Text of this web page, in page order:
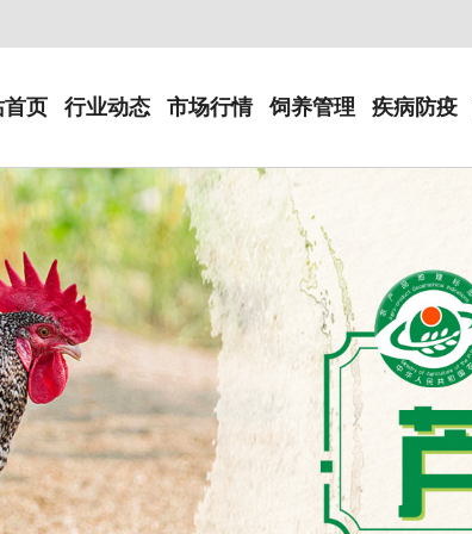
首页 行业动态 市场行情 饲养管理 疾病防疫